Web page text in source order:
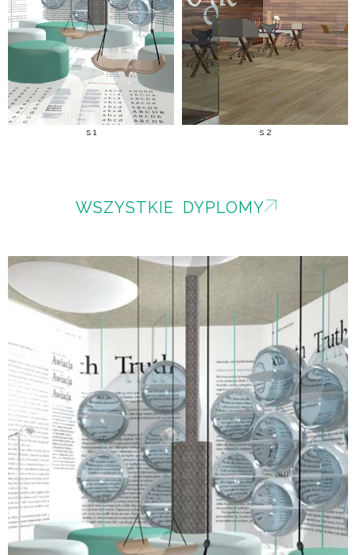
s 1 s 2
WSZYSTKIE DYPLOMY